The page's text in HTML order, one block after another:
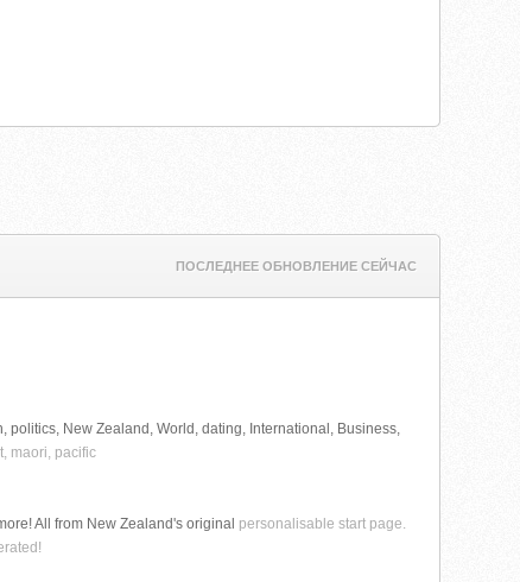
ПОСЛЕДНЕЕ ОБНОВЛЕНИЕ СЕЙЧАС
politics, New Zealand, World, dating, International, Business,
maori, pacific
All from New Zealand's original personalisable start page.